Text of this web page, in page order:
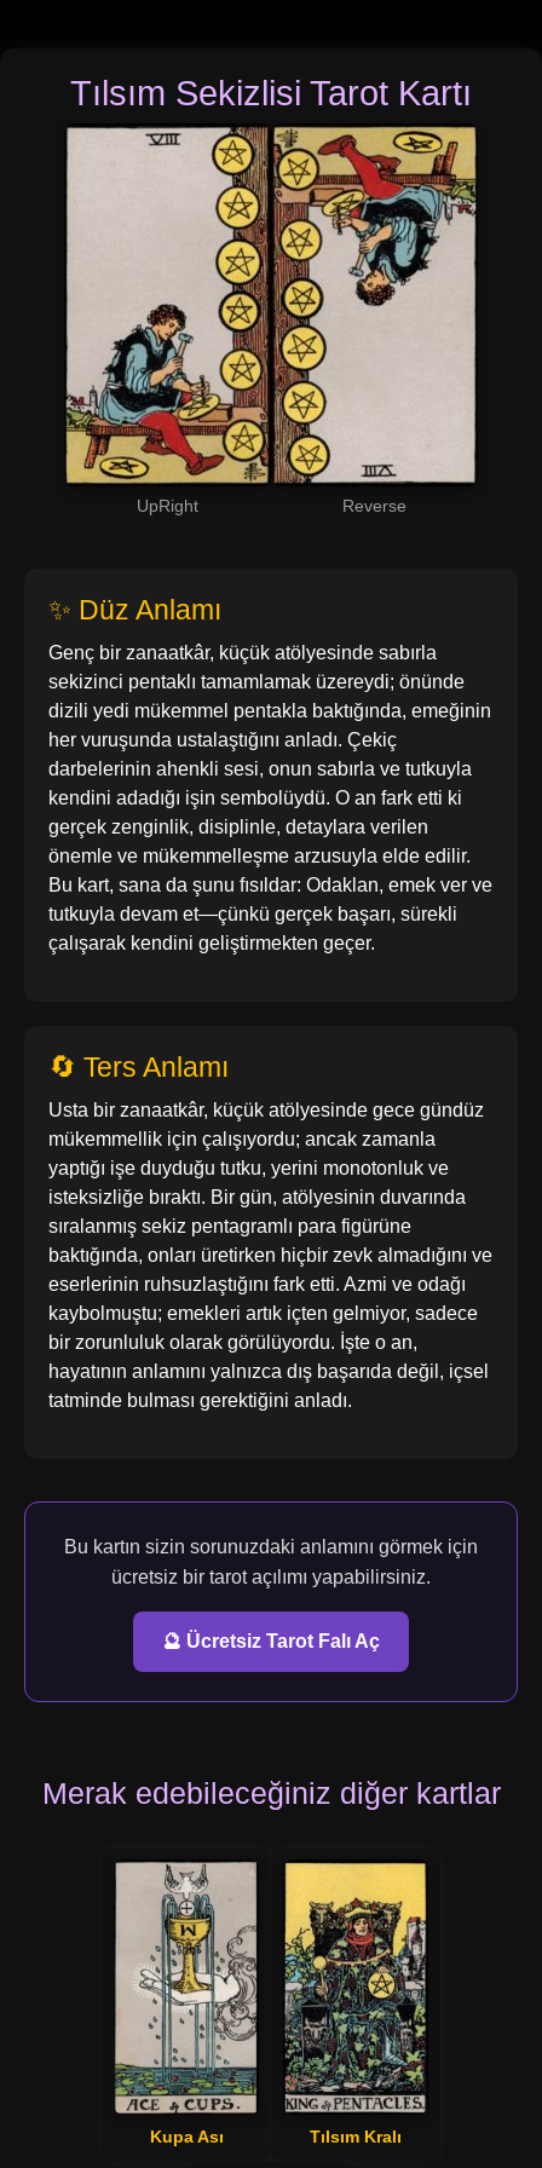
Tılsım Sekizlisi Tarot Kartı
UpRight Reverse
✨ Düz Anlamı
Genç bir zanaatkâr, küçük atölyesinde sabırla
sekizinci pentaklı tamamlamak üzereydi; önünde
dizili yedi mükemmel pentakla baktığında, emeğinin
her vuruşunda ustalaştığını anladı. Çekiç
darbelerinin ahenkli sesi, onun sabırla ve tutkuyla
kendini adadığı işin sembolüydü. O an fark etti ki
gerçek zenginlik, disiplinle, detaylara verilen
önemle ve mükemmelleşme arzusuyla elde edilir.
Bu kart, sana da şunu fısıldar: Odaklan, emek ver ve
tutkuyla devam et—çünkü gerçek başarı, sürekli
çalışarak kendini geliştirmekten geçer.
🔄 Ters Anlamı
Usta bir zanaatkâr, küçük atölyesinde gece gündüz
mükemmellik için çalışıyordu; ancak zamanla
yaptığı işe duyduğu tutku, yerini monotonluk ve
isteksizliğe bıraktı. Bir gün, atölyesinin duvarında
sıralanmış sekiz pentagramlı para figürüne
baktığında, onları üretirken hiçbir zevk almadığını ve
eserlerinin ruhsuzlaştığını fark etti. Azmi ve odağı
kaybolmuştu; emekleri artık içten gelmiyor, sadece
bir zorunluluk olarak görülüyordu. İşte o an,
hayatının anlamını yalnızca dış başarıda değil, içsel
tatminde bulması gerektiğini anladı.
Bu kartın sizin sorunuzdaki anlamını görmek için
ücretsiz bir tarot açılımı yapabilirsiniz.
🔮 Ücretsiz Tarot Falı Aç
Merak edebileceğiniz diğer kartlar
Kupa Ası Tılsım Kralı